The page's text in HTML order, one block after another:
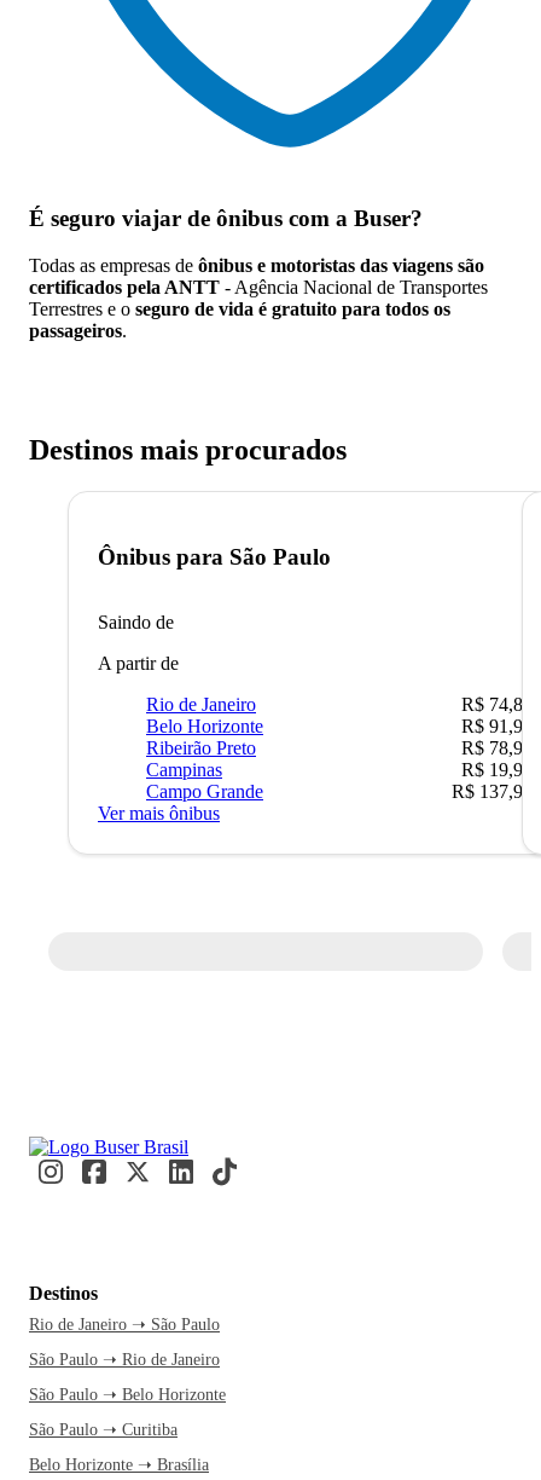
É seguro viajar de ônibus com a Buser?
Todas as empresas de ônibus e motoristas das viagens são
certificados pela ANTT - Agência Nacional de Transportes
Terrestres e o seguro de vida é gratuito para todos os
passageiros.
Destinos mais procurados
Ônibus para São Paulo
Saindo de
A partir de
Rio de Janeiro
R$ 74,80
Belo Horizonte
R$ 91,90
Ribeirão Preto
R$ 78,90
Campinas
R$ 19,90
Campo Grande
R$ 137,90
Ver mais ônibus
Destinos
Rio de Janeiro ➝ São Paulo
São Paulo ➝ Rio de Janeiro
São Paulo ➝ Belo Horizonte
São Paulo ➝ Curitiba
Belo Horizonte ➝ Brasília